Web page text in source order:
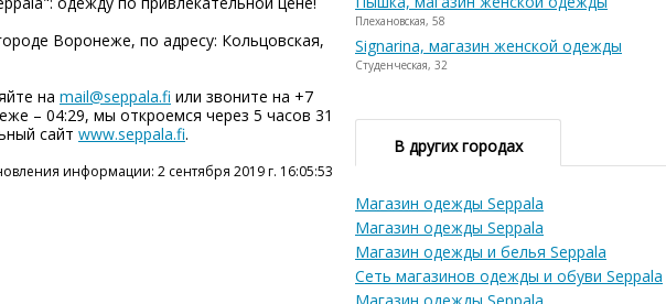
Воронеже, по адресу: Кольцовская,
на mail@seppala.fi или звоните на +7
– 04:29, мы откроемся через 5 часов 31
сайт www.seppala.fi.
информации: 2 сентября 2019 г. 16:05:53
Плехановская, 58
Signarina, магазин женской одежды
Студенческая, 32
В других городах
Магазин одежды Seppala
Магазин одежды Seppala
Магазин одежды и белья Seppala
Сеть магазинов одежды и обуви Seppala